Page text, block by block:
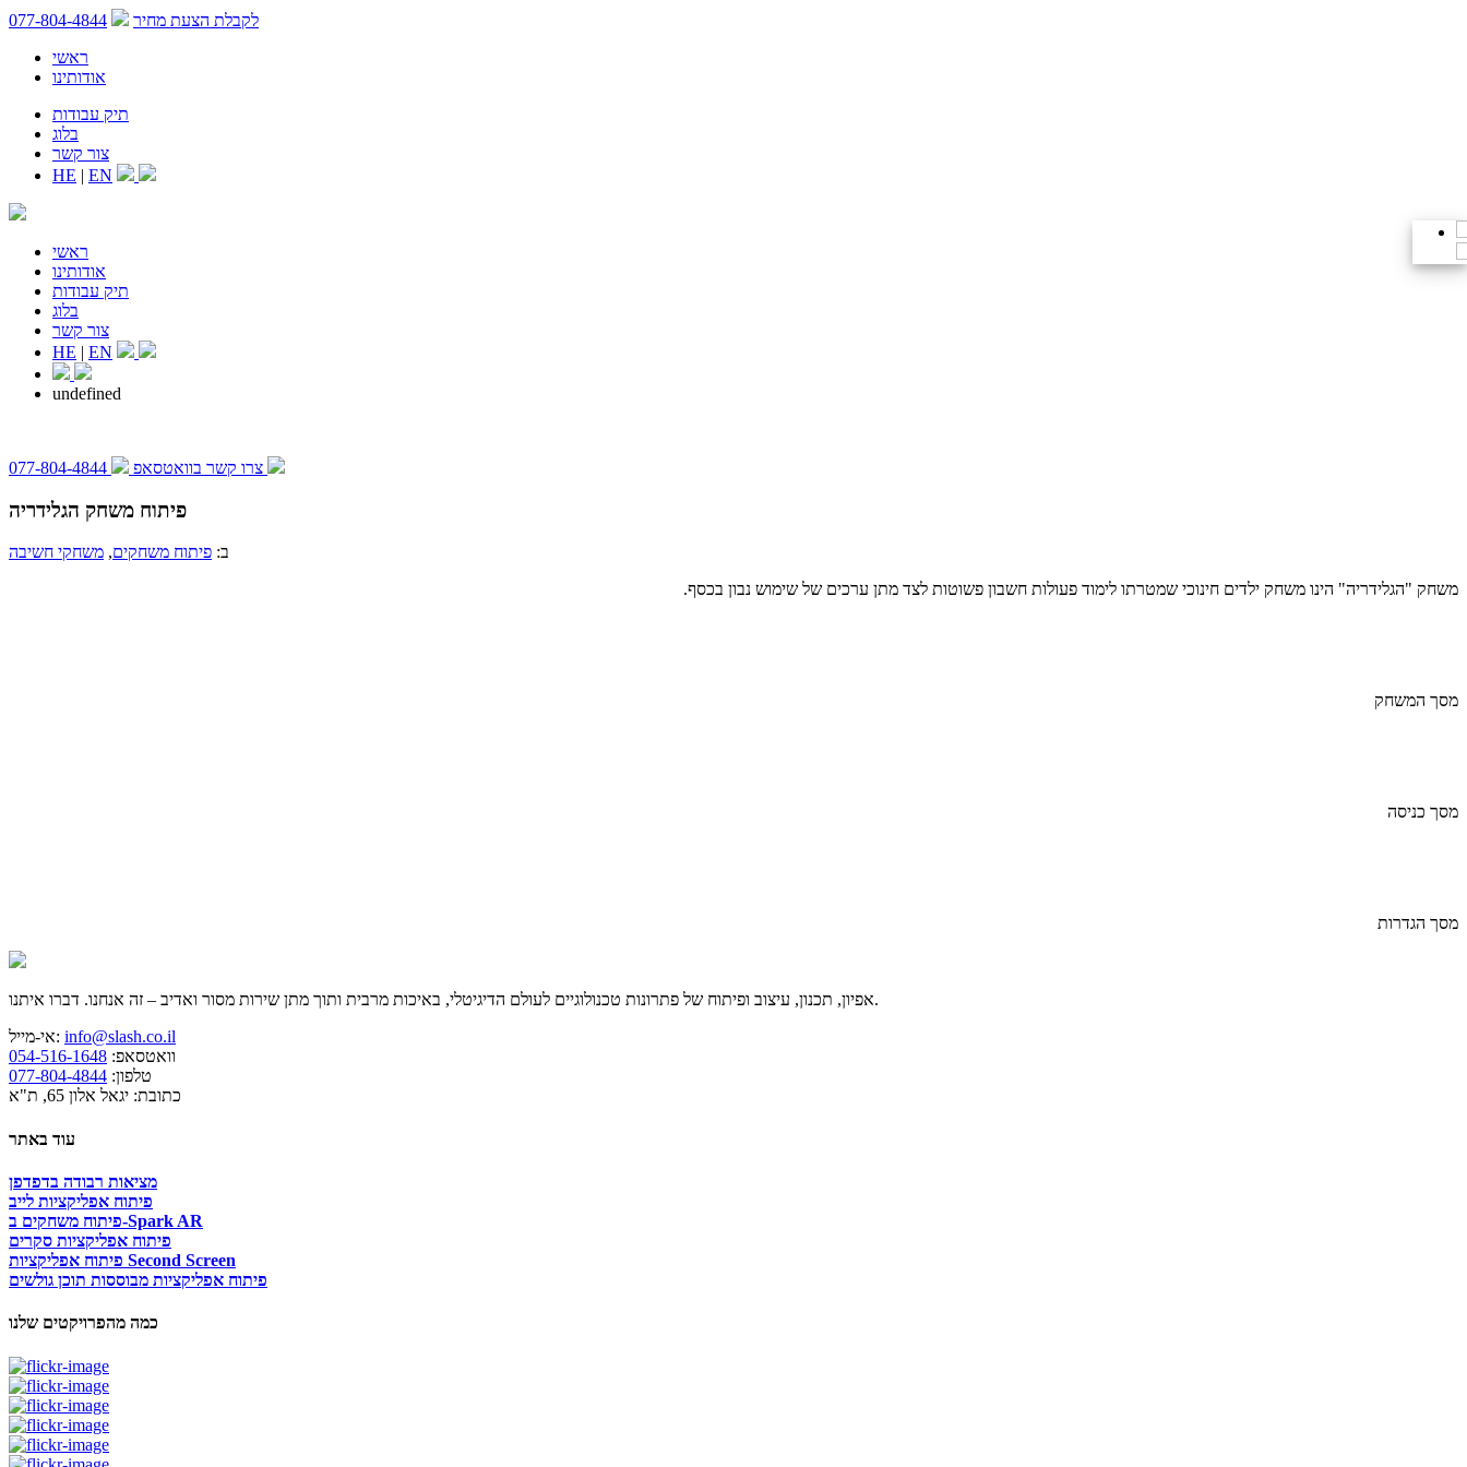
לקבלת הצעת מחיר
077-804-4844
ראשי
אודותינו
תיק עבודות
בלוג
צור קשר
HE | EN
ראשי
אודותינו
תיק עבודות
בלוג
צור קשר
HE | EN
undefined
צרו קשר בוואטסאפ 077-804-4844
פיתוח משחק הגלידריה
ב: פיתוח משחקים, משחקי חשיבה
משחק "הגלידריה" הינו משחק ילדים חינוכי שמטרתו לימוד פעולות חשבון פשוטות לצד מתן ערכים של שימוש נבון בכסף.
מסך המשחק
מסך כניסה
מסך הגדרות
אפיון, תכנון, עיצוב ופיתוח של פתרונות טכנולוגיים לעולם הדיגיטלי, באיכות מרבית ותוך מתן שירות מסור ואדיב – זה אנחנו. דברו איתנו.
אי-מייל: info@slash.co.il
וואטסאפ: 054-516-1648
טלפון: 077-804-4844
כתובת: יגאל אלון 65, ת"א
עוד באתר
מציאות רבודה בדפדפן
פיתוח אפליקציות לייב
פיתוח משחקים ב-Spark AR
פיתוח אפליקציות סקרים
פיתוח אפליקציות Second Screen
פיתוח אפליקציות מבוססות תוכן גולשים
כמה מהפרויקטים שלנו